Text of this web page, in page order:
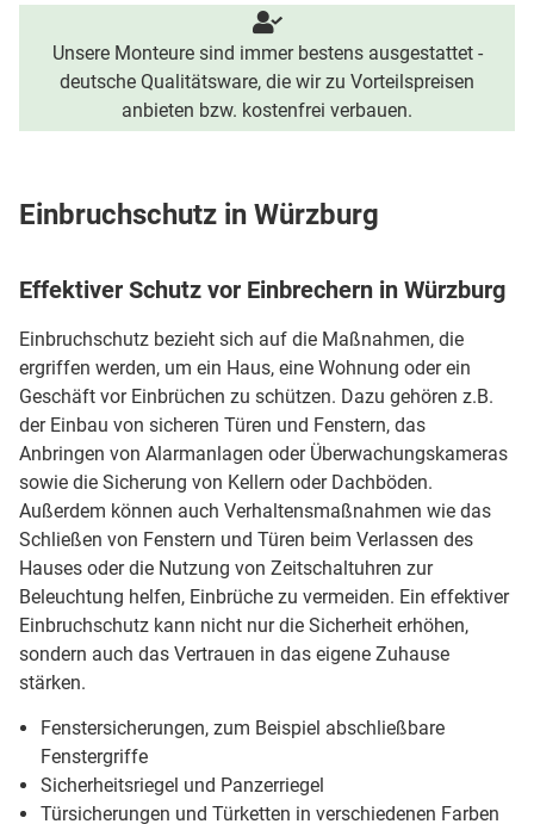
Unsere Monteure sind immer bestens ausgestattet -
deutsche Qualitätsware, die wir zu Vorteilspreisen
anbieten bzw. kostenfrei verbauen.
Einbruchschutz in Würzburg
Effektiver Schutz vor Einbrechern in Würzburg
Einbruchschutz bezieht sich auf die Maßnahmen, die
ergriffen werden, um ein Haus, eine Wohnung oder ein
Geschäft vor Einbrüchen zu schützen. Dazu gehören z.B.
der Einbau von sicheren Türen und Fenstern, das
Anbringen von Alarmanlagen oder Überwachungskameras
sowie die Sicherung von Kellern oder Dachböden.
Außerdem können auch Verhaltensmaßnahmen wie das
Schließen von Fenstern und Türen beim Verlassen des
Hauses oder die Nutzung von Zeitschaltuhren zur
Beleuchtung helfen, Einbrüche zu vermeiden. Ein effektiver
Einbruchschutz kann nicht nur die Sicherheit erhöhen,
sondern auch das Vertrauen in das eigene Zuhause
stärken.
Fenstersicherungen, zum Beispiel abschließbare
Fenstergriffe
Sicherheitsriegel und Panzerriegel
Türsicherungen und Türketten in verschiedenen Farben